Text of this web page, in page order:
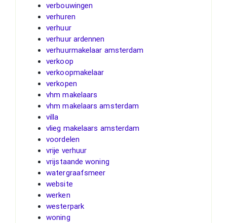
verbouwingen
verhuren
verhuur
verhuur ardennen
verhuurmakelaar amsterdam
verkoop
verkoopmakelaar
verkopen
vhm makelaars
vhm makelaars amsterdam
villa
vlieg makelaars amsterdam
voordelen
vrije verhuur
vrijstaande woning
watergraafsmeer
website
werken
westerpark
woning